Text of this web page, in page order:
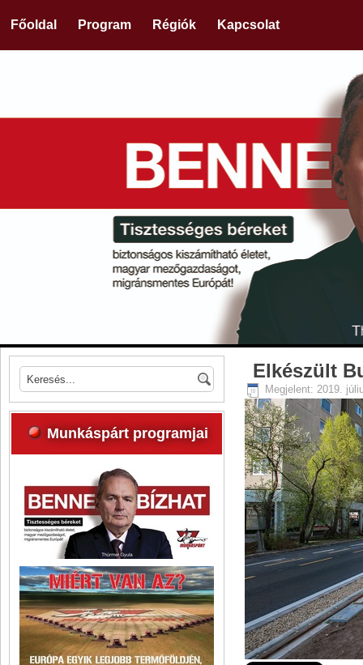
Főoldal Program Régiók Kapcsolat
Munkáspárt programjai
Elkészült
Megjelent: 2019.